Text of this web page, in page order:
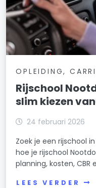
OPLEIDING,
Rijschool
slim kiezen
24 februari 2026
Zoek je een rijschool
hoe je rijschool
planning, kosten, CBR
LEES VERDER